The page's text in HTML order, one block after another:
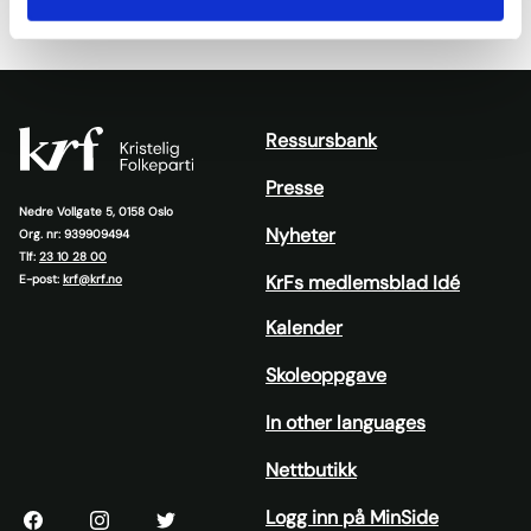
Nedre Vollgate 5, 0158 Oslo
Org. nr: 939909494
Tlf: 23 10 28 00
E-post: krf@krf.no
Ressursbank
Presse
Nyheter
KrFs medlemsblad Idé
Kalender
Skoleoppgave
In other languages
Nettbutikk
Logg inn på MinSide
KrF KrF KrF